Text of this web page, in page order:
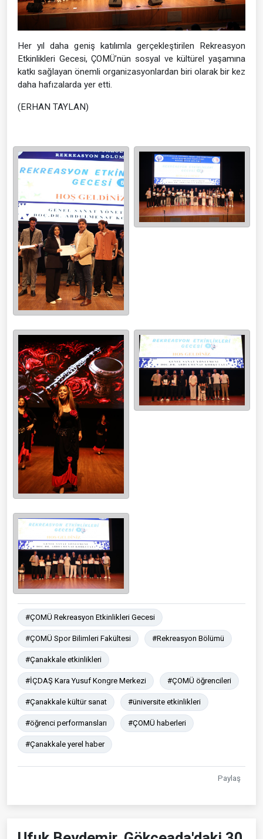
Her yıl daha geniş katılımla gerçekleştirilen Rekreasyon
Etkinlikleri Gecesi, ÇOMÜ’nün sosyal ve kültürel yaşamına
katkı sağlayan önemli organizasyonlardan biri olarak bir kez
daha hafızalarda yer etti.
(ERHAN TAYLAN)
#ÇOMÜ Rekreasyon Etkinlikleri Gecesi
#ÇOMÜ Spor Bilimleri Fakültesi #Rekreasyon Bölümü
#Çanakkale etkinlikleri
#İÇDAŞ Kara Yusuf Kongre Merkezi #ÇOMÜ öğrencileri
#Çanakkale kültür sanat #üniversite etkinlikleri
#öğrenci performansları #ÇOMÜ haberleri
#Çanakkale yerel haber
Paylaş